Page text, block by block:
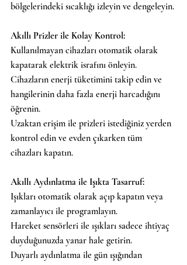
bölgelerindeki sıcaklığı izleyin ve dengeleyin.
Akıllı Prizler ile Kolay Kontrol:
Kullanılmayan cihazları otomatik olarak
kapatarak elektrik israfını önleyin.
Cihazların enerji tüketimini takip edin ve
hangilerinin daha fazla enerji harcadığını
öğrenin.
Uzaktan erişim ile prizleri istediğiniz yerden
kontrol edin ve evden çıkarken tüm
cihazları kapatın.
Akıllı Aydınlatma ile Işıkta Tasarruf:
Işıkları otomatik olarak açıp kapatın veya
zamanlayıcı ile programlayın.
Hareket sensörleri ile ışıkları sadece ihtiyaç
duyduğunuzda yanar hale getirin.
Duyarlı aydınlatma ile gün ışığından